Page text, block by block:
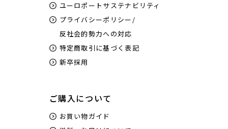
ユーロポートサステナビリティ
プライバシーポリシー/
反社会的勢力への対応
特定商取引に基づく表記
新卒採用
ご購入について
お買い物ガイド